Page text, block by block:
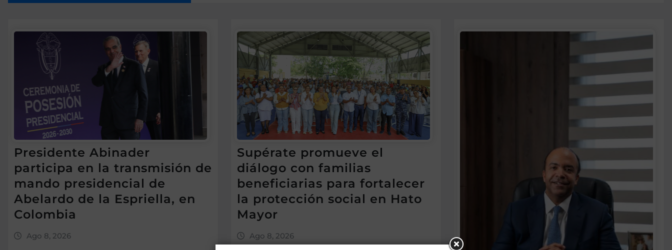
Presidente Abinader
participa en la transmisión de
mando presidencial de
Abelardo de la Espriella, en
Colombia
Ago 8, 2026
Supérate promueve el
diálogo con familias
beneficiarias para fortalecer
la protección social en Hato
Mayor
Ago 8, 2026